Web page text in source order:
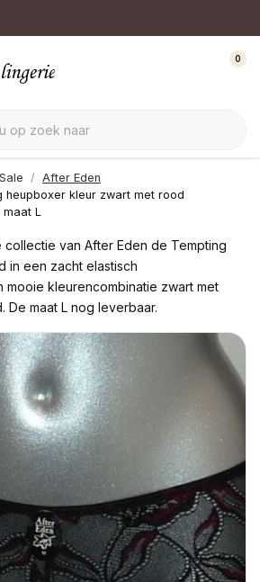
0
Sale
After Eden
heupboxer kleur zwart met rood
maat L
collectie van After Eden de Tempting
in een zacht elastisch
mooie kleurencombinatie zwart met
maat L nog leverbaar.